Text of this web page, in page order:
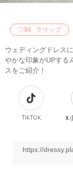
♡94 クリップ
ウェディングドレス
やかな印象がUPする
スをご紹介！
TikTok Ｘ(
https://